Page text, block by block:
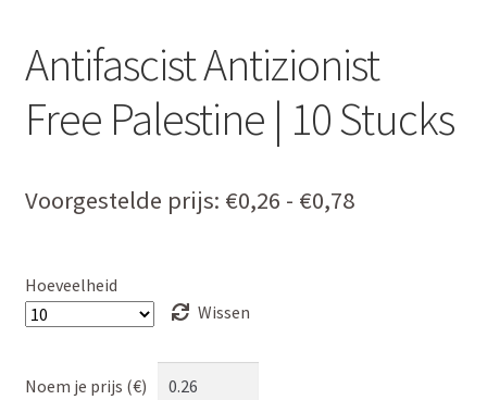
Antifascist Antizionist
Free Palestine | 10 Stucks
Voorgestelde prijs: €0,26 - €0,78Prijsklasse:
Hoeveelheid
Wissen
Noem je prijs (€)